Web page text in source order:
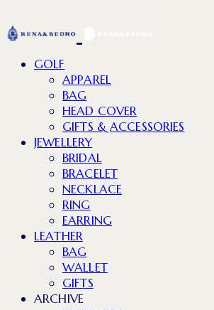
GOLF
APPAREL
BAG
HEAD COVER
GIFTS & ACCESSORIES
JEWELLERY
BRIDAL
BRACELET
NECKLACE
RING
EARRING
LEATHER
BAG
WALLET
GIFTS
ARCHIVE